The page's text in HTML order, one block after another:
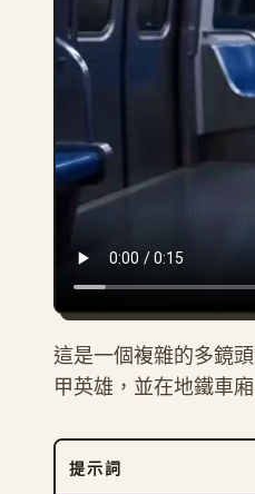
這是一個複雜的多鏡
甲英雄，並在地鐵車
提示詞